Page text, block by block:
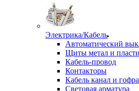
Электрика/Кабель
Автоматический
Щиты метал и
Кабель-провод
Контакторы
Кабель канал и гофра
Световая арматура